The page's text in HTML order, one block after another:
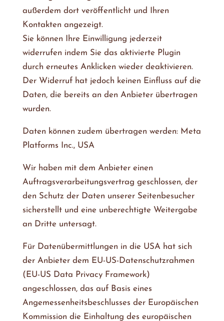
außerdem dort veröffentlicht und Ihren
Kontakten angezeigt.
Sie können Ihre Einwilligung jederzeit
widerrufen indem Sie das aktivierte Plugin
durch erneutes Anklicken wieder deaktivieren.
Der Widerruf hat jedoch keinen Einfluss auf die
Daten, die bereits an den Anbieter übertragen
wurden.
Daten können zudem übertragen werden: Meta
Platforms Inc., USA
Wir haben mit dem Anbieter einen
Auftragsverarbeitungsvertrag geschlossen, der
den Schutz der Daten unserer Seitenbesucher
sicherstellt und eine unberechtigte Weitergabe
an Dritte untersagt.
Für Datenübermittlungen in die USA hat sich
der Anbieter dem EU-US-Datenschutzrahmen
(EU-US Data Privacy Framework)
angeschlossen, das auf Basis eines
Angemessenheitsbeschlusses der Europäischen
Kommission die Einhaltung des europäischen